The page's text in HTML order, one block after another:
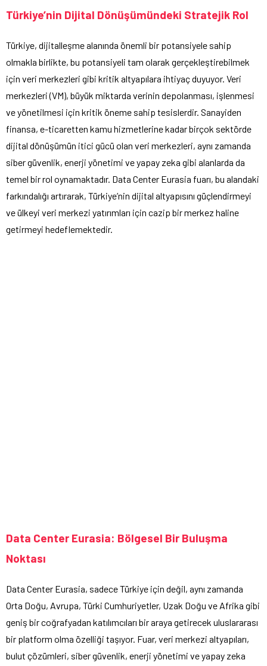
Türkiye’nin Dijital Dönüşümündeki Stratejik Rol
Türkiye, dijitalleşme alanında önemli bir potansiyele sahip
olmakla birlikte, bu potansiyeli tam olarak gerçekleştirebilmek
için veri merkezleri gibi kritik altyapılara ihtiyaç duyuyor. Veri
merkezleri (VM), büyük miktarda verinin depolanması, işlenmesi
ve yönetilmesi için kritik öneme sahip tesislerdir. Sanayiden
finansa, e-ticaretten kamu hizmetlerine kadar birçok sektörde
dijital dönüşümün itici gücü olan veri merkezleri, aynı zamanda
siber güvenlik, enerji yönetimi ve yapay zeka gibi alanlarda da
temel bir rol oynamaktadır. Data Center Eurasia fuarı, bu alandaki
farkındalığı artırarak, Türkiye’nin dijital altyapısını güçlendirmeyi
ve ülkeyi veri merkezi yatırımları için cazip bir merkez haline
getirmeyi hedeflemektedir.
Data Center Eurasia: Bölgesel Bir Buluşma
Noktası
Data Center Eurasia, sadece Türkiye için değil, aynı zamanda
Orta Doğu, Avrupa, Türki Cumhuriyetler, Uzak Doğu ve Afrika gibi
geniş bir coğrafyadan katılımcıları bir araya getirecek uluslararası
bir platform olma özelliği taşıyor. Fuar, veri merkezi altyapıları,
bulut çözümleri, siber güvenlik, enerji yönetimi ve yapay zeka